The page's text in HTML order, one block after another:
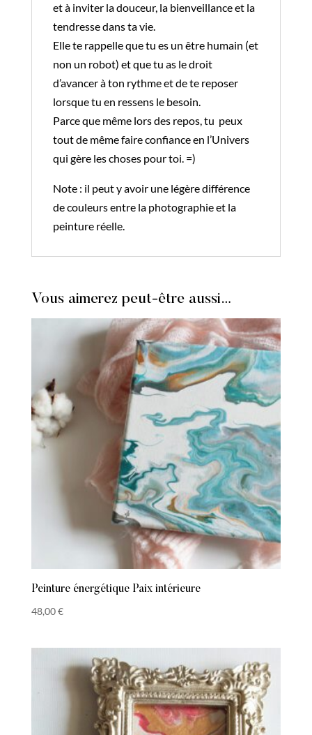
et à inviter la douceur, la bienveillance et la
tendresse dans ta vie.
Elle te rappelle que tu es un être humain (et
non un robot) et que tu as le droit
d’avancer à ton rythme et de te reposer
lorsque tu en ressens le besoin.
Parce que même lors des repos, tu peux
tout de même faire confiance en l’Univers
qui gère les choses pour toi. =)
Note : il peut y avoir une légère différence
de couleurs entre la photographie et la
peinture réelle.
Vous aimerez peut-être aussi…
Peinture énergétique Paix intérieure
48,00€